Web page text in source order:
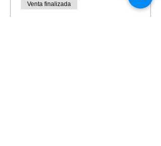
Venta finalizada